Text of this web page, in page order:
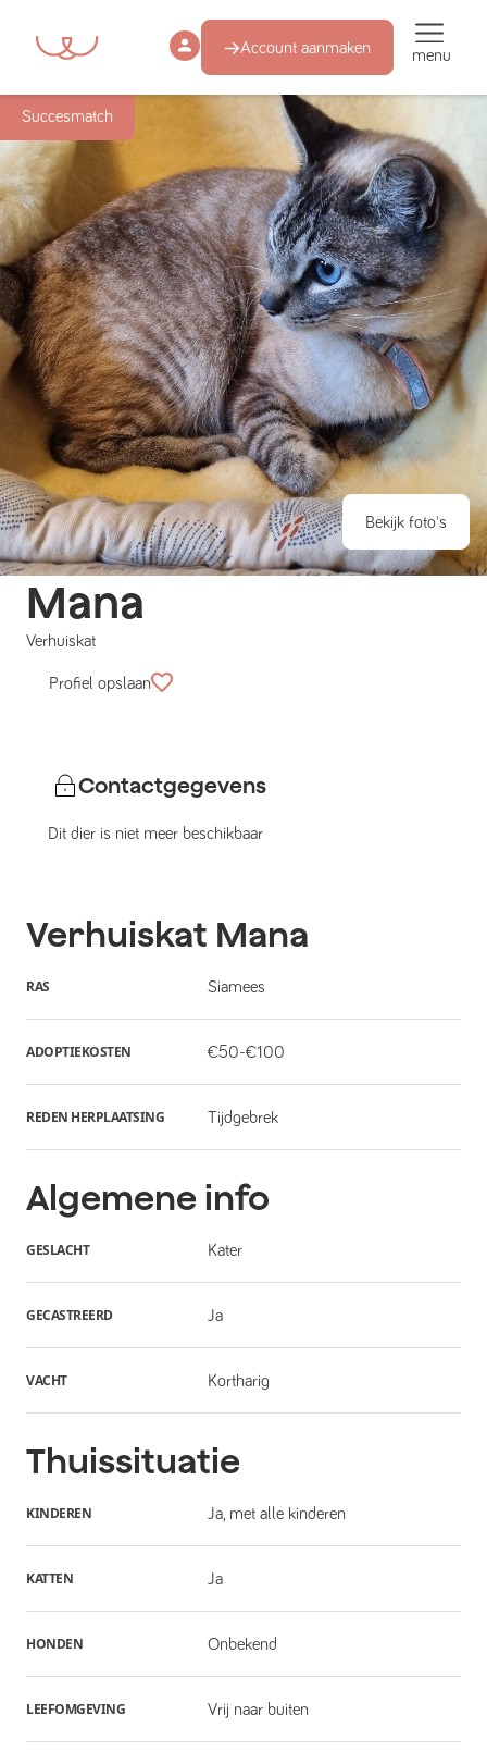
Account aanmaken menu
Succesmatch
Bekijk foto's
Mana
Verhuiskat
Profiel opslaan
Contactgegevens
Dit dier is niet meer beschikbaar
Verhuiskat Mana
RAS Siamees
ADOPTIEKOSTEN €50-€100
REDEN HERPLAATSING Tijdgebrek
Algemene info
GESLACHT Kater
GECASTREERD Ja
VACHT Kortharig
Thuissituatie
KINDEREN Ja, met alle kinderen
KATTEN Ja
HONDEN Onbekend
LEEFOMGEVING Vrij naar buiten